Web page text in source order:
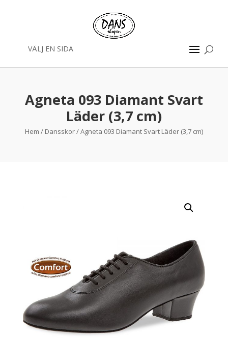
VÄLJ EN SIDA
Agneta 093 Diamant Svart
Läder (3,7 cm)
Hem / Dansskor/ Agneta 093 Diamant Svart Läder (3,7 cm)